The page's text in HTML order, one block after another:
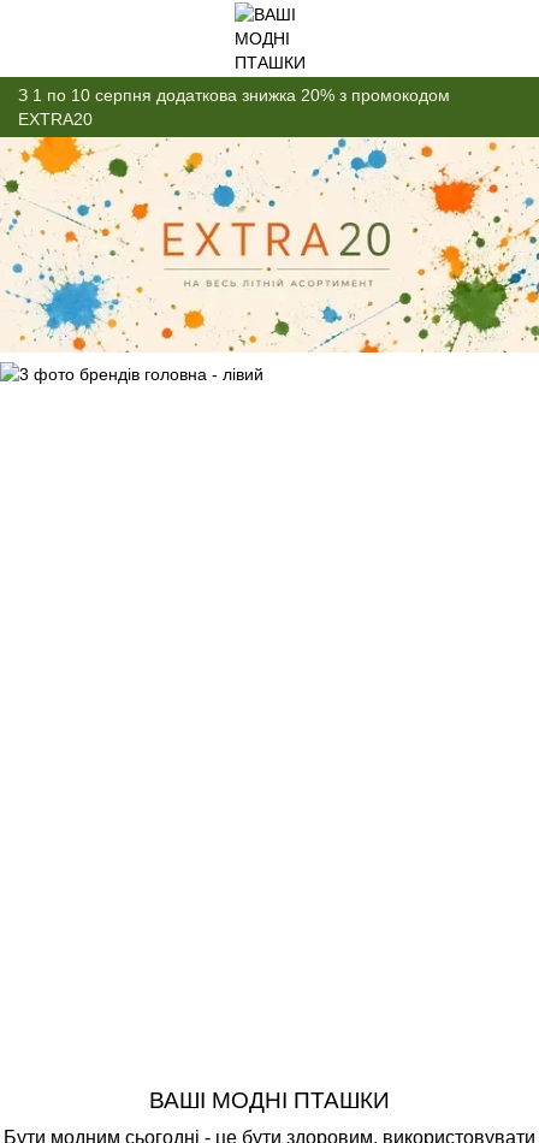
З 1 по 10 серпня додаткова знижка 20% з промокодом
EXTRA20
ВАШІ МОДНІ ПТАШКИ
Бути модним сьогодні - це бути здоровим, використовувати